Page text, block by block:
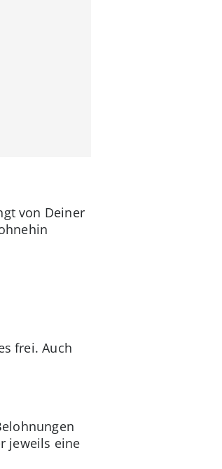
von Deiner
frei. Auch
jeweils eine